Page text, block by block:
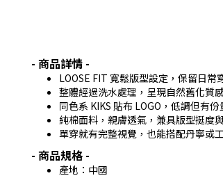
- 商品詳情 -
LOOSE FIT 寬鬆版型設定，保留日常
整體經過洗水處理，呈現自然舊化質
同色系 KIKS 貼布 LOGO，低調但有份
純棉面料，親膚透氣，兼具版型挺度
單穿就有完整視覺，也能搭配丹寧或
- 商品規格 -
產地：中國